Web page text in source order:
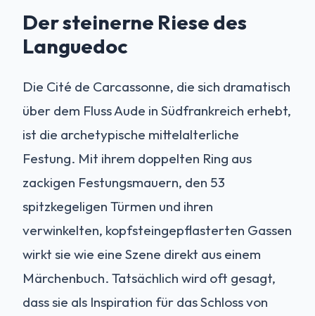
Der steinerne Riese des
Languedoc
Die Cité de Carcassonne, die sich dramatisch
über dem Fluss Aude in Südfrankreich erhebt,
ist die archetypische mittelalterliche
Festung. Mit ihrem doppelten Ring aus
zackigen Festungsmauern, den 53
spitzkegeligen Türmen und ihren
verwinkelten, kopfsteingepflasterten Gassen
wirkt sie wie eine Szene direkt aus einem
Märchenbuch. Tatsächlich wird oft gesagt,
dass sie als Inspiration für das Schloss von